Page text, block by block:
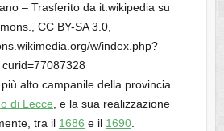
– Trasferito da it.wikipedia su
CC BY-SA 3.0,
w/index.php?
curid=77087328
alto campanile della provincia
di Lecce , e la sua realizzazione
tra il 1686 e il 1690.